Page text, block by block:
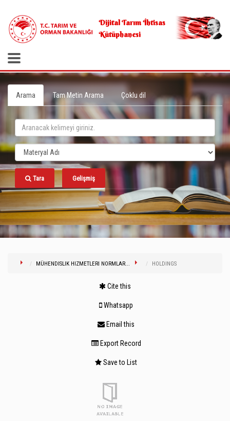
Dijital Tarım İhtisas
Kütüphanesi
Arama Tam Metin Arama Çoklu dil
Tara Gelişmiş
MÜHENDISLIK HIZMETLERI NORMLAR... HOLDINGS
Cite this
Whatsapp
Email this
Export Record
Save to List